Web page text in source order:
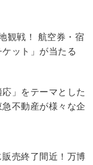
観戦！ 航空券・宿
ット」が当たる
」をテーマとした
不動産が様々な企
売終了間近！万博